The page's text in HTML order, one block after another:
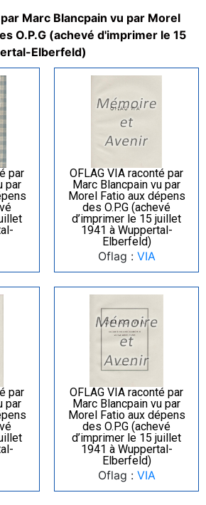
Marc Blancpain vu par Morel
O.P.G (achevé d'imprimer le 15
Elberfeld)
par
par
OFLAG VIA raconté par
Marc Blancpain vu par
Morel Fatio aux dépens
des O.P.G (achevé
d’imprimer le 15 juillet
1941 à Wuppertal-
Elberfeld)
Oflag : VIA
par
par
OFLAG VIA raconté par
Marc Blancpain vu par
Morel Fatio aux dépens
des O.P.G (achevé
d’imprimer le 15 juillet
1941 à Wuppertal-
Elberfeld)
Oflag : VIA